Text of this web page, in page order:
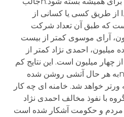
از طریق کسی یا کسانی از
که طبق آن تعداد شرکت
آرای موسوی کمتر از بیست
میلیون، احمدی نژاد کمتر از
میلیون است. این نتایج کم
و بیش واقع بینانه می نماید. nبه هر حال آتشی روشن شده
خواهد شد. خامنه ای چه کار
با نفوذ مخالف احمدی نژاد
مردم و حکومت آشکار شده است